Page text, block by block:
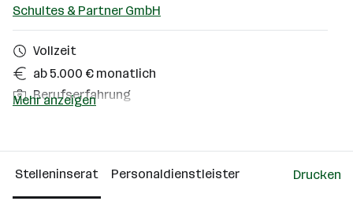
Schultes & Partner GmbH
Vollzeit
ab 5.000 € monatlich
Berufserfahrung
Über das Unternehmen
Wien
Mehr anzeigen
Stelleninserat Personaldienstleister Drucken